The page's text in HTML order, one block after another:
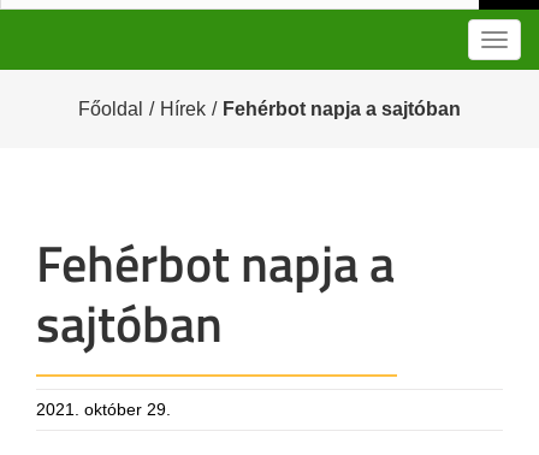
Főoldal / Hírek / Fehérbot napja a sajtóban
Fehérbot napja a
sajtóban
2021. október 29.